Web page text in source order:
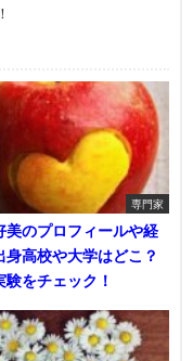
専門家
美のプロフィールや経
身高校や大学はどこ？
験をチェック！